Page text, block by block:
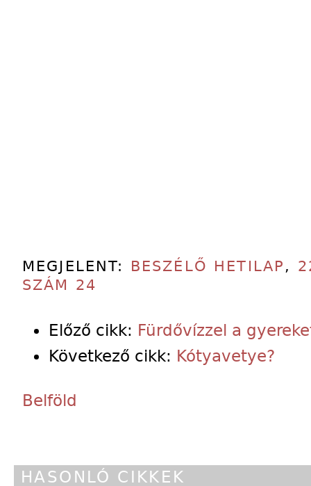
MEGJELENT: BESZÉLŐ HETILAP ,
SZÁM 24
Előző cikk: Fürdővízzel a
Következő cikk: Kótyavetye?
Belföld
HASONLÓ CIKKEK